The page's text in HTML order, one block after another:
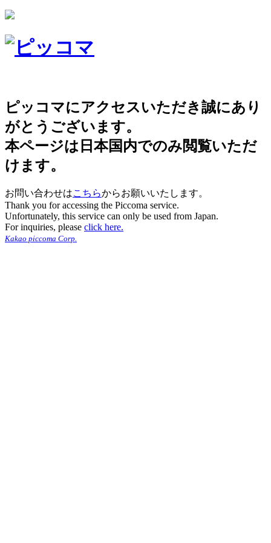
ピッコマにアクセスいただき誠にあり
がとうございます。
本ページは日本国内でのみ閲覧いただ
けます。
お問い合わせはこちらからお願いいたします。
Thank you for accessing the Piccoma service.
Unfortunately, this service can only be used from Japan.
For inquiries, please click here.
Kakao piccoma Corp.